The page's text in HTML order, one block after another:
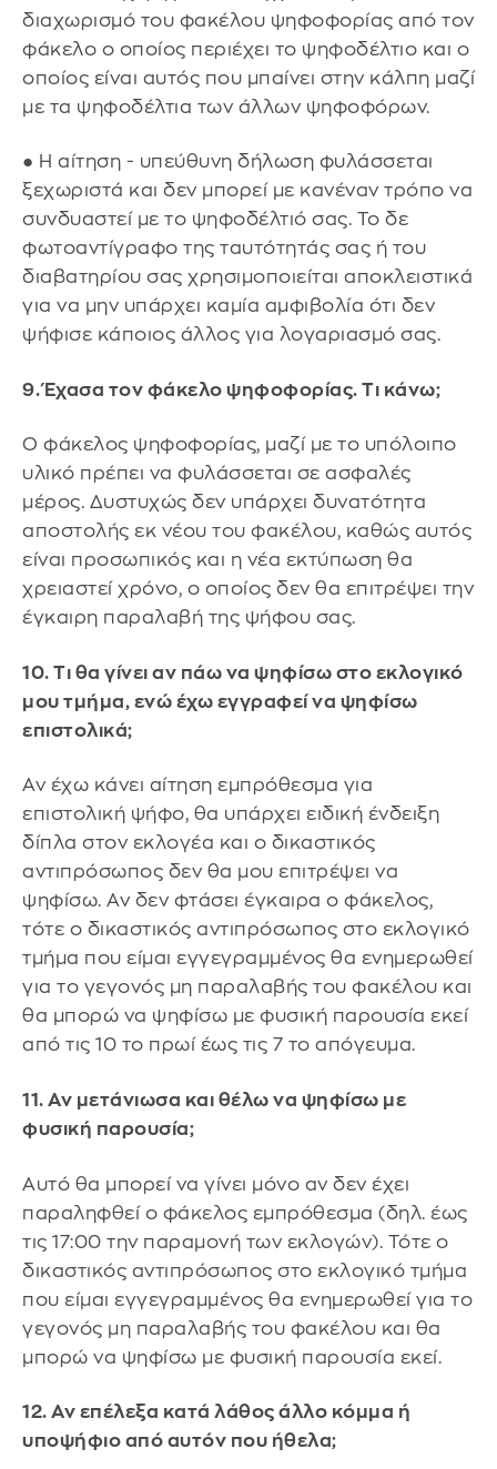
διαχωρισμό του φακέλου ψηφοφορίας από τον
φάκελο ο οποίος περιέχει το ψηφοδέλτιο και ο
οποίος είναι αυτός που μπαίνει στην κάλπη μαζί
με τα ψηφοδέλτια των άλλων ψηφοφόρων.
● Η αίτηση - υπεύθυνη δήλωση φυλάσσεται
ξεχωριστά και δεν μπορεί με κανέναν τρόπο να
συνδυαστεί με το ψηφοδέλτιό σας. Το δε
φωτοαντίγραφο της ταυτότητάς σας ή του
διαβατηρίου σας χρησιμοποιείται αποκλειστικά
για να μην υπάρχει καμία αμφιβολία ότι δεν
ψήφισε κάποιος άλλος για λογαριασμό σας.
9. Έχασα τον φάκελο ψηφοφορίας. Τι κάνω;
Ο φάκελος ψηφοφορίας, μαζί με το υπόλοιπο
υλικό πρέπει να φυλάσσεται σε ασφαλές
μέρος. Δυστυχώς δεν υπάρχει δυνατότητα
αποστολής εκ νέου του φακέλου, καθώς αυτός
είναι προσωπικός και η νέα εκτύπωση θα
χρειαστεί χρόνο, ο οποίος δεν θα επιτρέψει την
έγκαιρη παραλαβή της ψήφου σας.
10. Τι θα γίνει αν πάω να ψηφίσω στο εκλογικό
μου τμήμα, ενώ έχω εγγραφεί να ψηφίσω
επιστολικά;
Αν έχω κάνει αίτηση εμπρόθεσμα για
επιστολική ψήφο, θα υπάρχει ειδική ένδειξη
δίπλα στον εκλογέα και ο δικαστικός
αντιπρόσωπος δεν θα μου επιτρέψει να
ψηφίσω. Αν δεν φτάσει έγκαιρα ο φάκελος,
τότε ο δικαστικός αντιπρόσωπος στο εκλογικό
τμήμα που είμαι εγγεγραμμένος θα ενημερωθεί
για το γεγονός μη παραλαβής του φακέλου και
θα μπορώ να ψηφίσω με φυσική παρουσία εκεί
από τις 10 το πρωί έως τις 7 το απόγευμα.
11. Αν μετάνιωσα και θέλω να ψηφίσω με
φυσική παρουσία;
Αυτό θα μπορεί να γίνει μόνο αν δεν έχει
παραληφθεί ο φάκελος εμπρόθεσμα (δηλ. έως
τις 17:00 την παραμονή των εκλογών). Τότε ο
δικαστικός αντιπρόσωπος στο εκλογικό τμήμα
που είμαι εγγεγραμμένος θα ενημερωθεί για το
γεγονός μη παραλαβής του φακέλου και θα
μπορώ να ψηφίσω με φυσική παρουσία εκεί.
12. Αν επέλεξα κατά λάθος άλλο κόμμα ή
υποψήφιο από αυτόν που ήθελα;